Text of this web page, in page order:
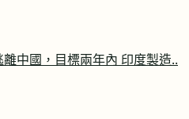
離中國，目標兩年內 印度製造..